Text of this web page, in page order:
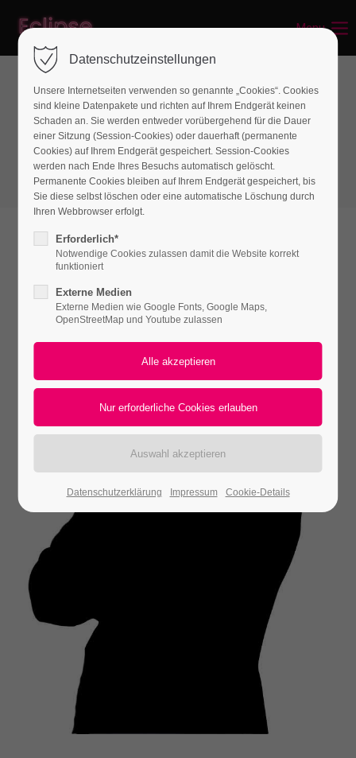
Login
Benutzername
Passwort
Register | Lost your password?
Support
Mon - Fri 8:00am - 5:00pm(GMT +1)
Get in touch
Cybersteel Inc.
376-293 City Road, Suite 600
Have any questions?
+44 1234 567 890
Drop us a line
info@yourdomain.com
About us
Menu
Boxes
Teaserbox
Datenschutzeinstellungen
Unsere Internetseiten verwenden so genannte „Cookies“. Cookies
sind kleine Datenpakete und richten auf Ihrem Endgerät keinen
Schaden an. Sie werden entweder vorübergehend für die Dauer
einer Sitzung (Session-Cookies) oder dauerhaft (permanente
Cookies) auf Ihrem Endgerät gespeichert. Session-Cookies
werden nach Ende Ihres Besuchs automatisch gelöscht.
Permanente Cookies bleiben auf Ihrem Endgerät gespeichert, bis
Sie diese selbst löschen oder eine automatische Löschung durch
Ihren Webbrowser erfolgt.
Erforderlich*
Notwendige Cookies zulassen damit die Website korrekt
funktioniert
Externe Medien
Externe Medien wie Google Fonts, Google Maps,
OpenStreetMap und Youtube zulassen
Datenschutzerklärung Impressum Cookie-Details